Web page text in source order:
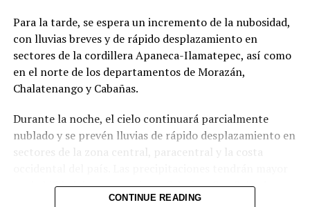
Para la tarde, se espera un incremento de la nubosidad,
con lluvias breves y de rápido desplazamiento en
sectores de la cordillera Apaneca-Ilamatepec, así como
en el norte de los departamentos de Morazán,
Chalatenango y Cabañas.
Durante la noche, el cielo continuará parcialmente
nublado y se prevén lluvias de rápido desplazamiento en
sectores de la zona central, paracentral y la costa
probabilidad de ocurrencia en Cabañas, San Salvador,
Cuscatlán, La Libertad, La Paz y la costa de Sonsonate.
CONTINUE READING